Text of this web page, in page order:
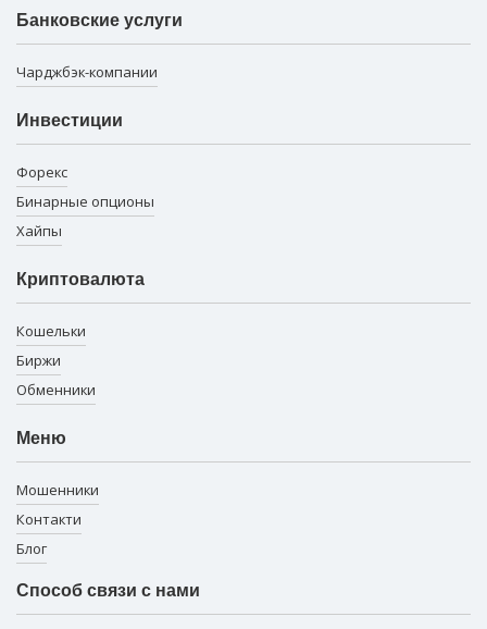
Банковские услуги
Чарджбэк-компании
Инвестиции
Форекс
Бинарные опционы
Хайпы
Криптовалюта
Кошельки
Биржи
Обменники
Меню
Мошенники
Контакти
Блог
Способ связи с нами